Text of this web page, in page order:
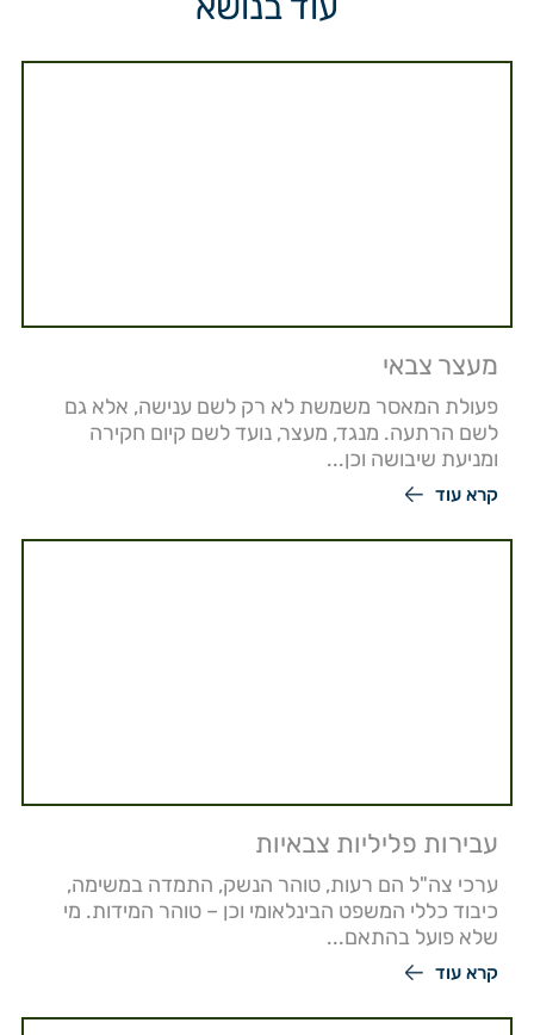
מעצר צבאי
פעולת המאסר משמשת לא רק לשם ענישה, אלא גם
לשם הרתעה. מנגד, מעצר, נועד לשם קיום חקירה
ומניעת שיבושה וכן...
קרא עוד
עבירות פליליות צבאיות
ערכי צה"ל הם רעות, טוהר הנשק, התמדה במשימה,
כיבוד כללי המשפט הבינלאומי וכן – טוהר המידות. מי
שלא פועל בהתאם...
קרא עוד